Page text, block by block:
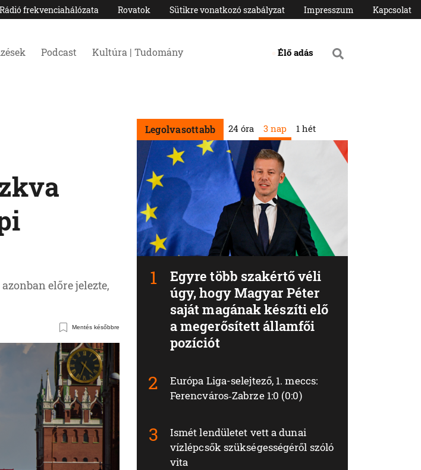
frekvenciahálózata Rovatok Sütikre vonatkozó szabályzat Impresszum Kapcsolat
Podcast Kultúra | Tudomány Élő adás
előre jelezte,
Mentés későbbre
Legolvasottabb 24 óra 3 nap
Egyre több szakértő véli
úgy, hogy Magyar Péter
saját magának készíti elő
a megerősített államfői
pozíciót
Európa Liga-selejtező, 1. meccs:
Ferencváros‑Zabrze 1:0 (0:0)
Ismét lendületet vett a dunai
vízlépcsők szükségességéről szóló
vita
1 hét